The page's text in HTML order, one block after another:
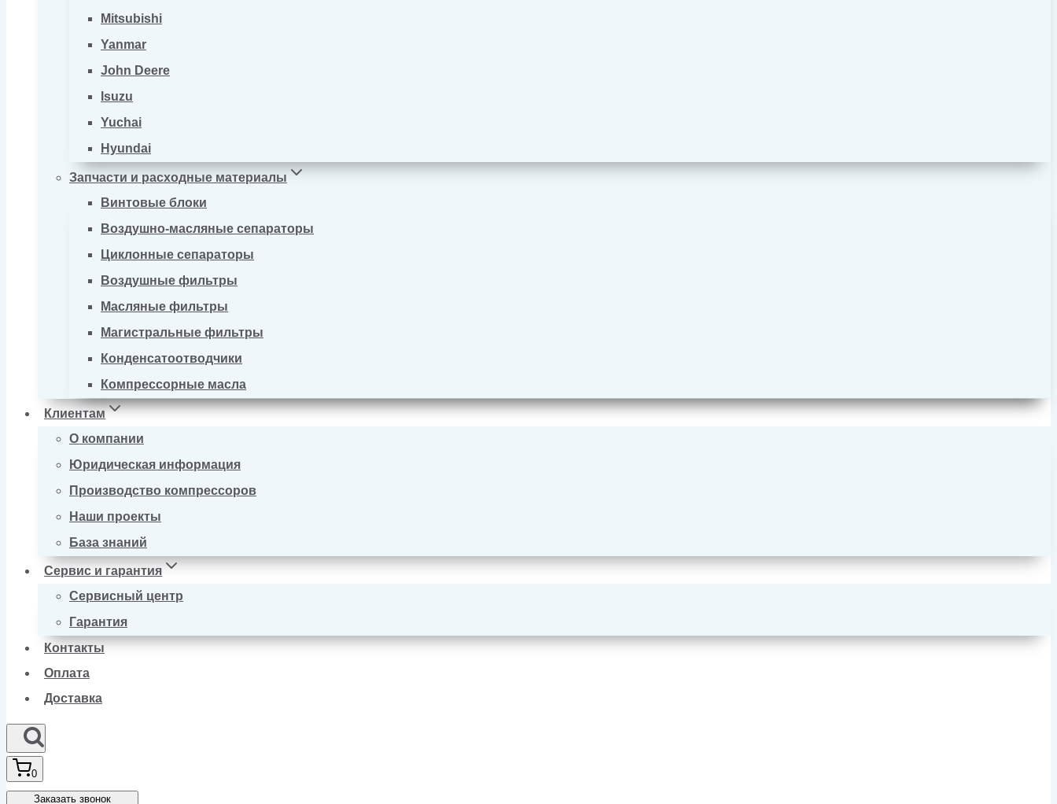
Mitsubishi
Yanmar
John Deere
Isuzu
Yuchai
Hyundai
Запчасти и расходные материалы
Винтовые блоки
Воздушно-масляные сепараторы
Циклонные сепараторы
Воздушные фильтры
Масляные фильтры
Магистральные фильтры
Конденсатоотводчики
Компрессорные масла
Клиентам
О компании
Юридическая информация
Производство компрессоров
Наши проекты
База знаний
Сервис и гарантия
Сервисный центр
Гарантия
Контакты
Оплата
Доставка
0
Заказать звонок